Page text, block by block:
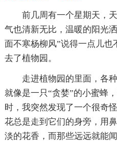
前几周有一个星期天，
气也清新无比，温暖的阳光
面不寒杨柳风”说得一点儿
去了植物园。
走进植物园的里面，各
就像是一只“贪婪”的小蜜蜂
时，我突然发现了一个很奇
花总是走到它们的身旁，用
淡的花香，而那些远远就能